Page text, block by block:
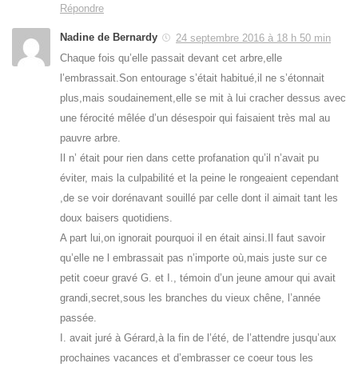
Répondre
Nadine de Bernardy
24 septembre 2016 à 18 h 50 min
Chaque fois qu’elle passait devant cet arbre,elle
l’embrassait.Son entourage s’était habitué,il ne s’étonnait
plus,mais soudainement,elle se mit à lui cracher dessus avec
une férocité mêlée d’un désespoir qui faisaient très mal au
pauvre arbre.
Il n’ était pour rien dans cette profanation qu’il n’avait pu
éviter, mais la culpabilité et la peine le rongeaient cependant
,de se voir dorénavant souillé par celle dont il aimait tant les
doux baisers quotidiens.
A part lui,on ignorait pourquoi il en était ainsi.Il faut savoir
qu’elle ne l embrassait pas n’importe où,mais juste sur ce
petit coeur gravé G. et I., témoin d’un jeune amour qui avait
grandi,secret,sous les branches du vieux chêne, l’année
passée.
I. avait juré à Gérard,à la fin de l’été, de l’attendre jusqu’aux
prochaines vacances et d’embrasser ce coeur tous les